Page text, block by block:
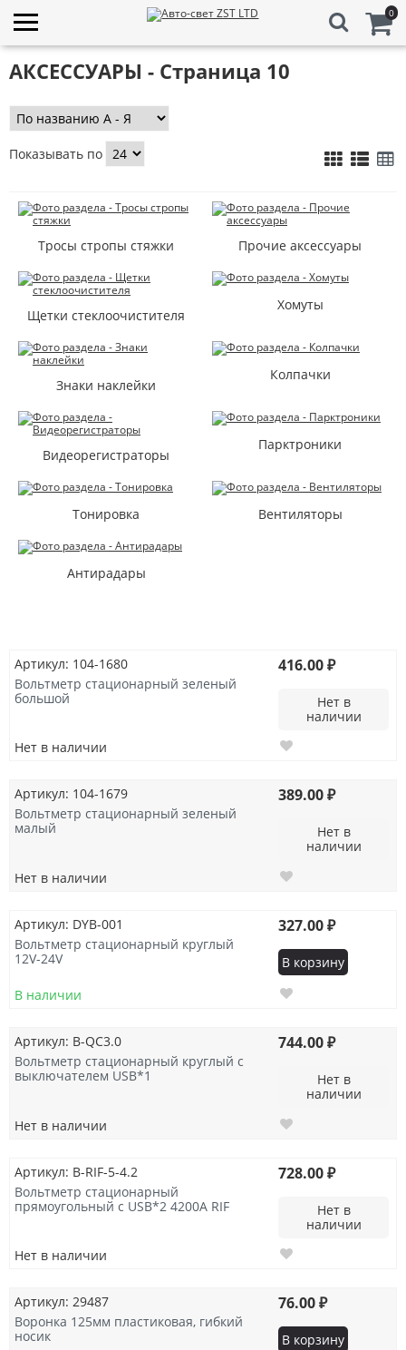
0
АКСЕССУАРЫ - Страница 10
Показывать по
Тросы стропы стяжки Прочие аксессуары
Щетки стеклоочистителя
Хомуты
Знаки наклейки
Колпачки
Видеорегистраторы
Парктроники
Тонировка Вентиляторы
Антирадары
Артикул: 104-1680
Вольтметр стационарный зеленый
большой
Нет в наличии
416.00 ₽
Нет в
наличии
Артикул: 104-1679
Вольтметр стационарный зеленый
малый
Нет в наличии
389.00 ₽
Нет в
наличии
Артикул: DYB-001
Вольтметр стационарный круглый
12V-24V
В наличии
327.00 ₽
В корзину
Артикул: B-QC3.0
Вольтметр стационарный круглый с
выключателем USB*1
Нет в наличии
744.00 ₽
Нет в
наличии
Артикул: B-RIF-5-4.2
Вольтметр стационарный
прямоугольный с USB*2 4200A RIF
Нет в наличии
728.00 ₽
Нет в
наличии
Артикул: 29487
Воронка 125мм пластиковая, гибкий
носик
76.00 ₽
В корзину